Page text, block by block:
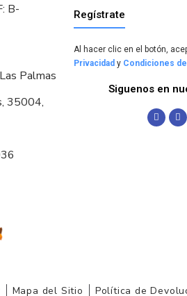
B-
Palmas
35004,
Regístrate
Al hacer clic en el botón,
Privacidad y Condiciones
Siguenos en
Mapa del Sitio Política de